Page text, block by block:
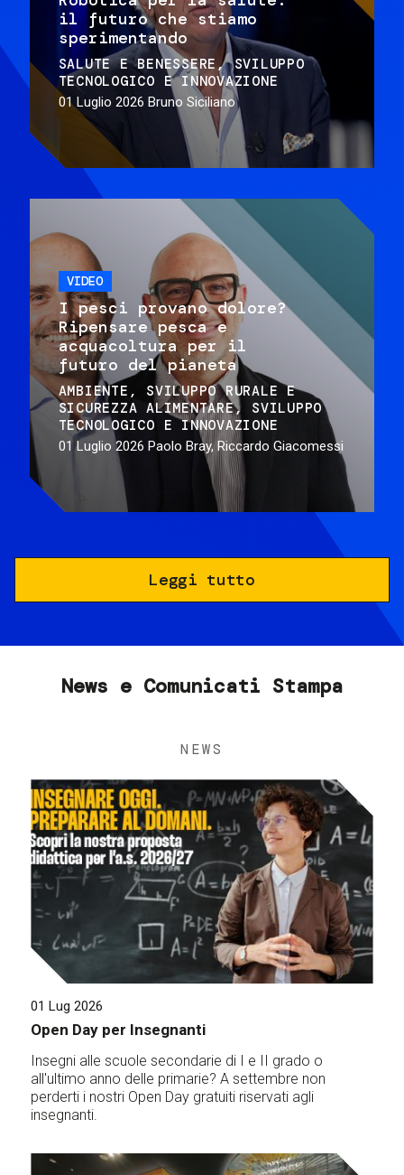
il futuro che stiamo
sperimentando
SALUTE E BENESSERE
SVILUPPO
TECNOLOGICO E INNOVAZIONE
01 Luglio 2026 Bruno Siciliano
VIDEO
I pesci provano dolore?
Ripensare pesca e
acquacoltura per il
futuro del pianeta
AMBIENTE
SVILUPPO RURALE E
SICUREZZA ALIMENTARE
SVILUPPO
TECNOLOGICO E INNOVAZIONE
01 Luglio 2026 Paolo Bray, Riccardo Giacomessi
Leggi tutto
News e Comunicati Stampa
NEWS
01 Lug 2026
Open Day per Insegnanti
Insegni alle scuole secondarie di I e II grado o
all'ultimo anno delle primarie? A settembre non
perderti i nostri Open Day gratuiti riservati agli
insegnanti.